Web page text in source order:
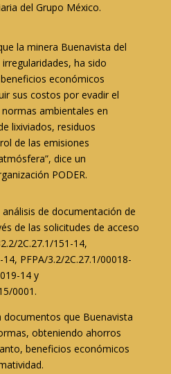
del Grupo México.
la minera Buenavista del
ha sido
económicos
sus costos por evadir el
ambientales en
lixiviados, residuos
de las emisiones
dice un
PODER.
de documentación de
de las solicitudes de acceso
2C.27.1/151-14,
PFPA/3.2/2C.27.1/00018-
14 y
0001.
documentos que Buenavista
obteniendo ahorros
beneficios económicos